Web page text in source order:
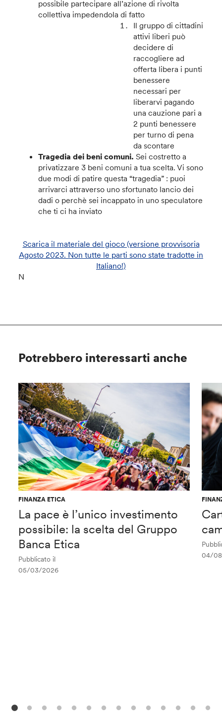
possibile partecipare all’azione di rivolta
collettiva impedendola di fatto
Il gruppo di cittadini
attivi liberi può
decidere di
raccogliere ad
offerta libera i punti
benessere
necessari per
liberarvi pagando
una cauzione pari a
2 punti benessere
per turno di pena
da scontare
Tragedia dei beni comuni.Sei costretto a
privatizzare 3 beni comuni a tua scelta. Vi sono
due modi di patire questa “tragedia” : puoi
arrivarci attraverso uno sfortunato lancio dei
dadi o perchè sei incappato in uno speculatore
che ti ci ha inviato
Scarica il materiale del gioco (versione provvisoria
Agosto 2023. Non tutte le parti sono state tradotte in
Italiano!)
N
Potrebbero interessarti anche
FINANZA ETICA
La pace è l’unico investimento
possibile: la scelta del Gruppo
Banca Etica
Pubblicato il
05/03/2026
04/